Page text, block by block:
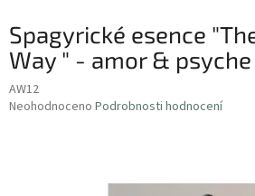
Spagyrické esence
Way " - amor &
AW12
Průměrné
Neohodnoceno Podrobnosti hodnocení